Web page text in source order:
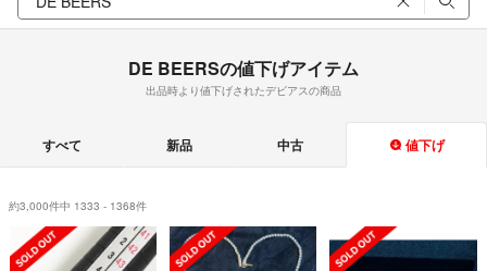
DE BEERSの値下げアイテム
出品時より値下げされたデビアスの商品
すべて 新品 中古 値下げ
約3,000件中 1333 - 1368件